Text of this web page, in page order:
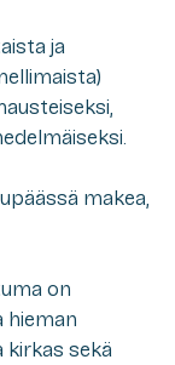
ja
makea,
on
hieman
kirkas sekä